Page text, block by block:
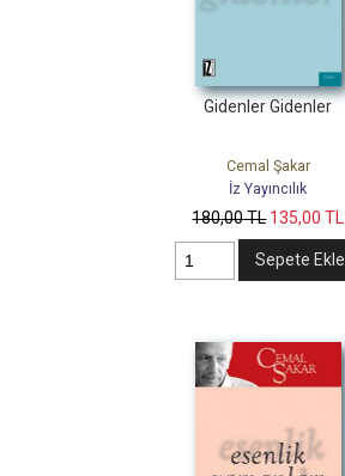
Gidenler Gidenler
Cemal Şakar
İz Yayıncılık
180,00TL 135,00 TL
Sepete Ekle